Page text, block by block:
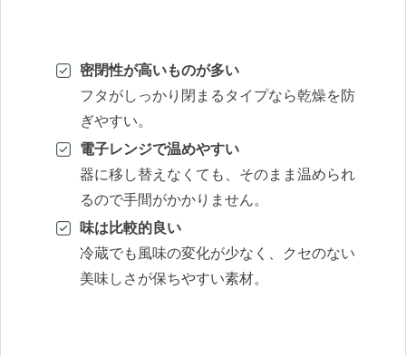
密閉性が高いものが多い
フタがしっかり閉まるタイプなら乾燥を防
ぎやすい。
電子レンジで温めやすい
器に移し替えなくても、そのまま温められ
るので手間がかかりません。
味は比較的良い
冷蔵でも風味の変化が少なく、クセのない
美味しさが保ちやすい素材。